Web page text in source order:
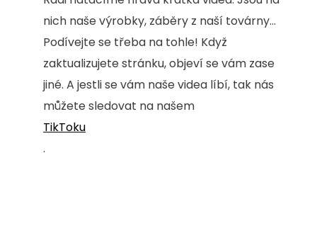
nich naše výrobky, záběry z naší továrny...
Podívejte se třeba na tohle! Když
zaktualizujete stránku, objeví se vám zase
jiné. A jestli se vám naše videa líbí, tak nás
můžete sledovat na našem
TikToku
.